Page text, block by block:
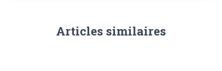
Articles similaires